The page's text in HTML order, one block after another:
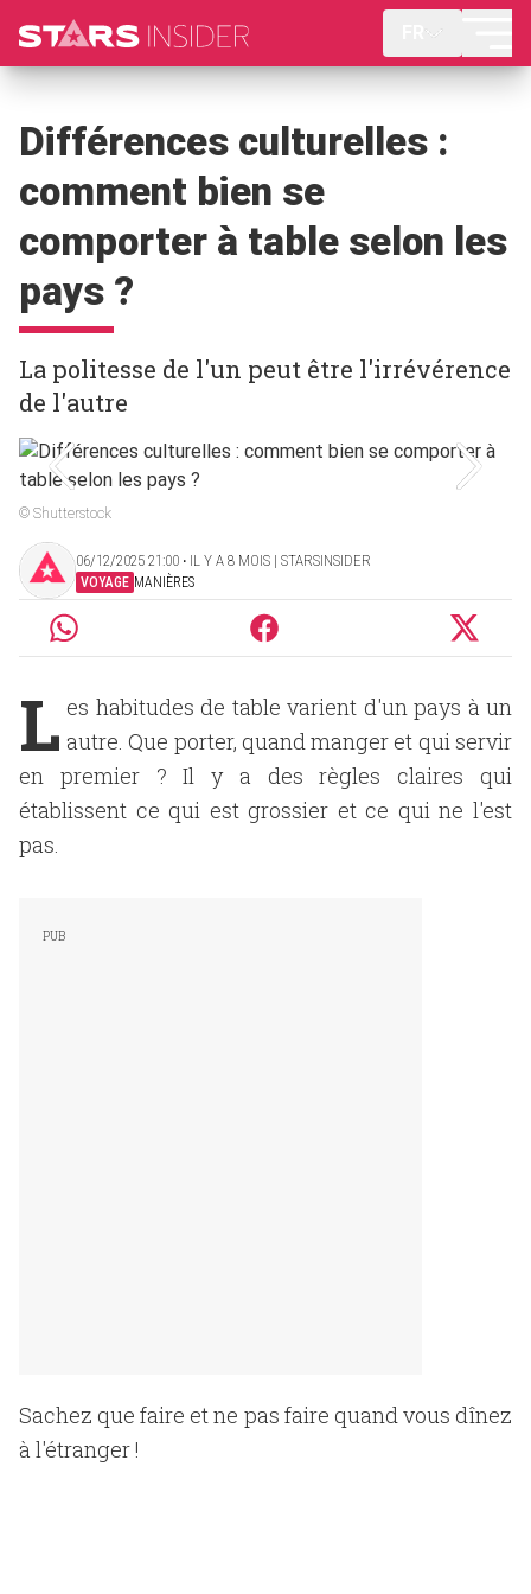
Différences culturelles :
comment bien se
comporter à table selon les
pays ?
La politesse de l'un peut être l'irrévérence
de l'autre
© Shutterstock
06/12/2025 21:00 ‧ IL Y A 8 MOIS | STARSINSIDER
VOYAGE MANIÈRES
L es habitudes de table varient d'un pays à un
autre. Que porter, quand manger et qui servir
en premier ? Il y a des règles claires qui
établissent ce qui est grossier et ce qui ne l'est
pas.
Sachez que faire et ne pas faire quand vous dînez
à l'étranger !